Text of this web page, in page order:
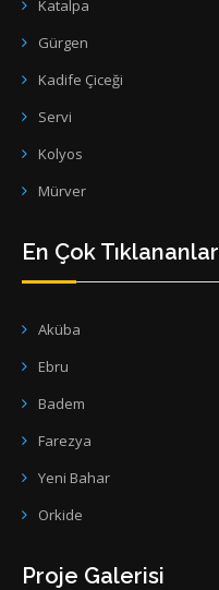
Katalpa
Gürgen
Kadife Çiceği
Servi
Kolyos
Mürver
En Çok Tıklananlar
Aküba
Ebru
Badem
Farezya
Yeni Bahar
Orkide
Proje Galerisi